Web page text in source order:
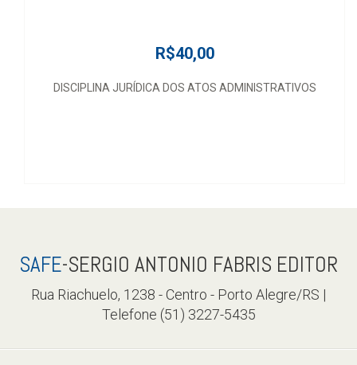
R$40,00
DISCIPLINA JURÍDICA DOS ATOS ADMINISTRATIVOS
SAFE-SERGIO ANTONIO FABRIS EDITOR
Rua Riachuelo, 1238 - Centro - Porto Alegre/RS |
Telefone (51) 3227-5435